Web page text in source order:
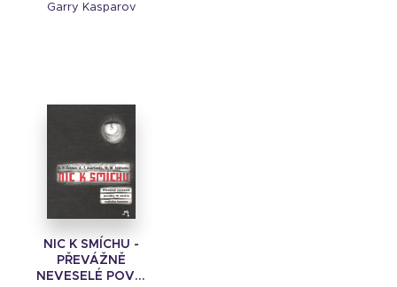
Garry Kasparov
NIC K SMÍCHU -
PŘEVÁŽNĚ
NEVESELÉ POV...